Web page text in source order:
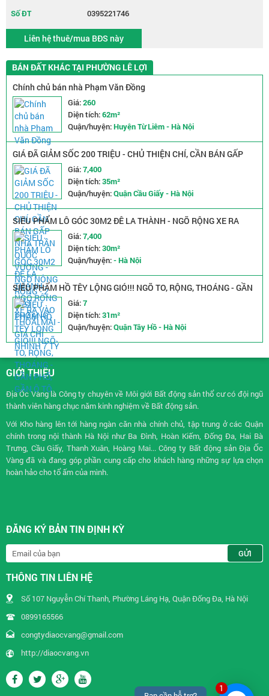
1
Số ĐT
0395221746
Liên hệ thuê/mua BĐS này
BÁN ĐẤT KHÁC TẠI PHƯỜNG LÊ LỢI
Chính chủ bán nhà Phạm Văn Đồng
Giá:260
Diện tích:62m²
Quận/huyện:Huyện Từ Liêm - Hà Nội
GIÁ ĐÃ GIẢM SỐC 200 TRIỆU - CHỦ THIỆN CHÍ, CẦN BÁN GẤP
NHÀ TRẦN QUỐC VƯỢNG - NGÕ NÔNG RỘNG - 2 MẶT THOÁNG
Giá:7,400
Diện tích:35m²
Quận/huyện:Quận Cầu Giấy - Hà Nội
SIÊU PHẨM LÔ GÓC 30M2 ĐÊ LA THÀNH - NGÕ RỘNG XE RA
VÀO THOẢI MÁI - GIÁ CHỈ NHỈNH 7 TỶ
Giá:7,400
Diện tích:30m²
Quận/huyện:- Hà Nội
SIÊU PHẨM HỒ TÊY LỘNG GIÓ!!! NGÕ TO, RỘNG, THOÁNG - GẦN
PHỐ, GẦN Ô TÔGiá:7
Diện tích:31m²
Quận/huyện:Quận Tây Hồ - Hà Nội
GIỚI THIỆU
Địa Ốc Vàng là Công ty chuyên về Môi giới Bất động sảnthổ cư có đội ngũ
thành viên hàng chục năm kinh nghiệm về Bất động sản.
Với Kho hàng lên tới hàng ngàn căn nhà chính chủ, tập trung ở các Quận
chính trong nội thành Hà Nội như Ba Đình, Hoàn Kiếm, Đống Đa, Hai Bà
Trưng, Cầu Giấy, Thanh Xuân, Hoàng Mai... Công ty Bất động sản Địa Ốc
Vàng đã và đang góp phần cung cấp cho khách hàng những sự lựa chọn
hoàn hảo cho tổ ấm của mình.
ĐĂNG KÝ BẢN TIN ĐỊNH KỲ
THÔNG TIN LIÊN HỆ
Số 107 Nguyễn Chí Thanh, Phường Láng Hạ, Quận Đống Đa, Hà Nội
0899165566
congtydiaocvang@gmail.com
http://diaocvang.vn